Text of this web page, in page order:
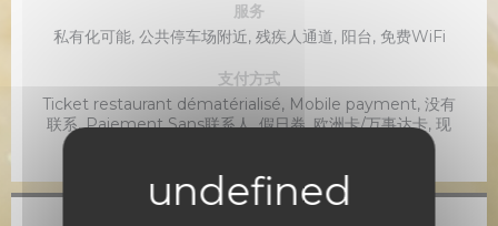
服务
私有化可能, 公共停车场附近, 残疾人通道, 阳台, 免费WiFi
支付方式
Ticket restaurant dématérialisé, Mobile payment, 没有
联系, Paiement Sans联系人, 假日券, 欧洲卡/万事达卡, 现